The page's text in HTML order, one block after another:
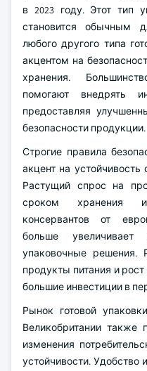
в 2023 году. Этот тип
становится обычным
любого другого типа
акцентом на
хранения.
помогают внедрять
предоставляя
безопасности продукции.
Строгие правила
акцент на
Растущий спрос на
сроком хранения
консервантов от
больше
упаковочные решения.
продукты питания и
большие инвестиции в
Рынок готовой
Великобритании также
изменения
устойчивости.